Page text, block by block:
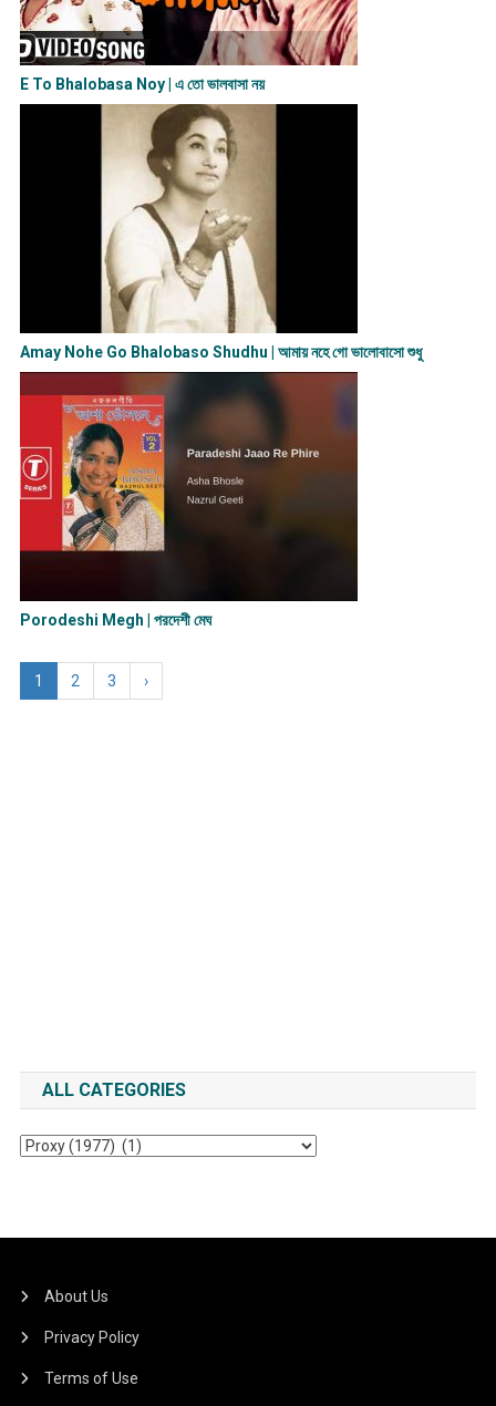
E To Bhalobasa Noy | এ তো ভালবাসা ন​য়
Amay Nohe Go Bhalobaso Shudhu | আমায় নহে গো ভালোবাসো শুধু
Porodeshi Megh | পরদেশী মেঘ
1 2 3 ›
ALL CATEGORIES
All
About Us
Privacy Policy
Terms of Use